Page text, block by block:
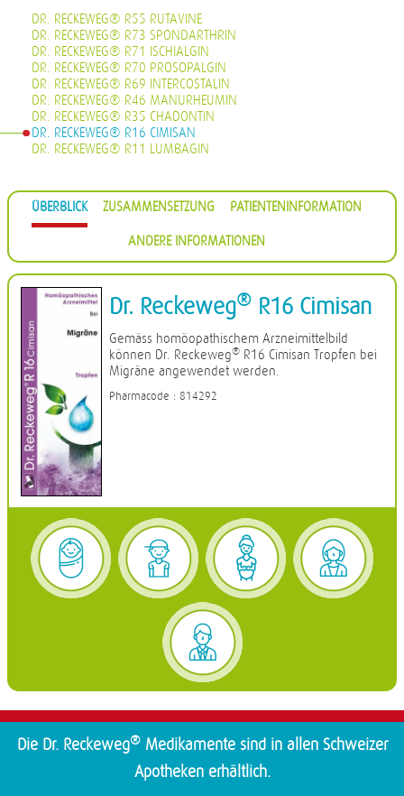
DR. RECKEWEG® R55 RUTAVINE
DR. RECKEWEG® R73 SPONDARTHRIN
DR. RECKEWEG® R71 ISCHIALGIN
DR. RECKEWEG® R70 PROSOPALGIN
DR. RECKEWEG® R69 INTERCOSTALIN
DR. RECKEWEG® R46 MANURHEUMIN
DR. RECKEWEG® R35 CHADONTIN
DR. RECKEWEG® R16 CIMISAN
DR. RECKEWEG® R11 LUMBAGIN
ÜBERBLICK ZUSAMMENSETZUNG PATIENTENINFORMATION
ANDERE INFORMATIONEN
Dr. Reckeweg® R16 Cimisan
Gemäss homöopathischem Arzneimittelbild
können Dr. Reckeweg® R16 Cimisan Tropfen bei
Migräne angewendet werden.
Pharmacode : 814292
Die Dr. Reckeweg®Medikamente sind in allen Schweizer
Apotheken erhältlich.